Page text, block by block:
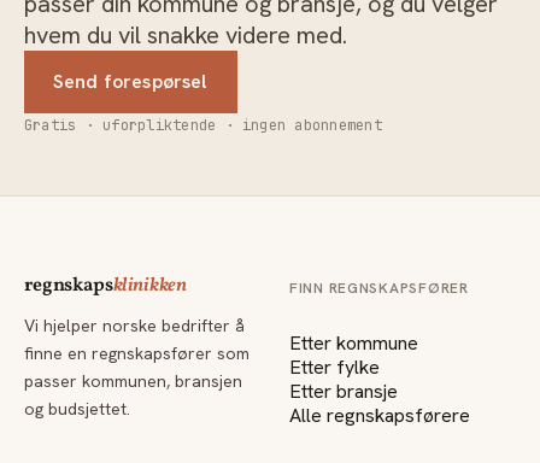
hvem du vil snakke videre med.
Send forespørsel
Gratis · uforpliktende · ingen abonnement
regnskapsklinikken
Vi hjelper norske bedrifter å
finne en regnskapsfører som
passer kommunen, bransjen
og budsjettet.
FINN REGNSKAPSFØRER
Etter kommune
Etter fylke
Etter bransje
Alle regnskapsførere